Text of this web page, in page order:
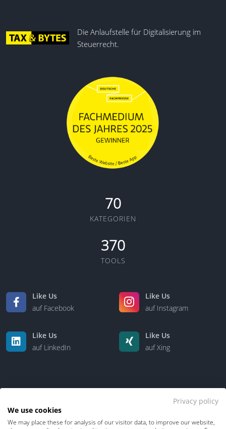
Die Anlaufstelle für Digitalisierung im
Steuerrecht.
70
KATEGORIEN
370
TOOLS
Like Us
auf Facebook
Like Us
auf Instagram
Like Us
auf LinkedIn
Like Us
auf Xing
Kontakt Über uns
Privacy policy
We use cookies
We may place these for analysis of our visitor data, to improve our website,